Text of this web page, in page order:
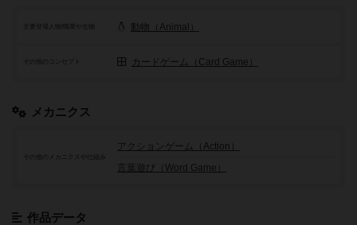
動物（Animal）
その他のコンセプト カードゲーム（Card Game）
メカニクス
その他のメカニクスや仕組み
アクションゲーム（Action）
言葉遊び（Word Game）
作品データ